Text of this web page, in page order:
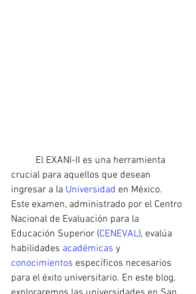
crucial para aquellos que desean
ingresar a la Universidad en México.
Este examen, administrado por el Centro
Nacional de Evaluación para la
Educación Superior (CENEVAL), evalúa
habilidades académicas y
conocimientos específicos necesarios
para el éxito universitario. En este blog,